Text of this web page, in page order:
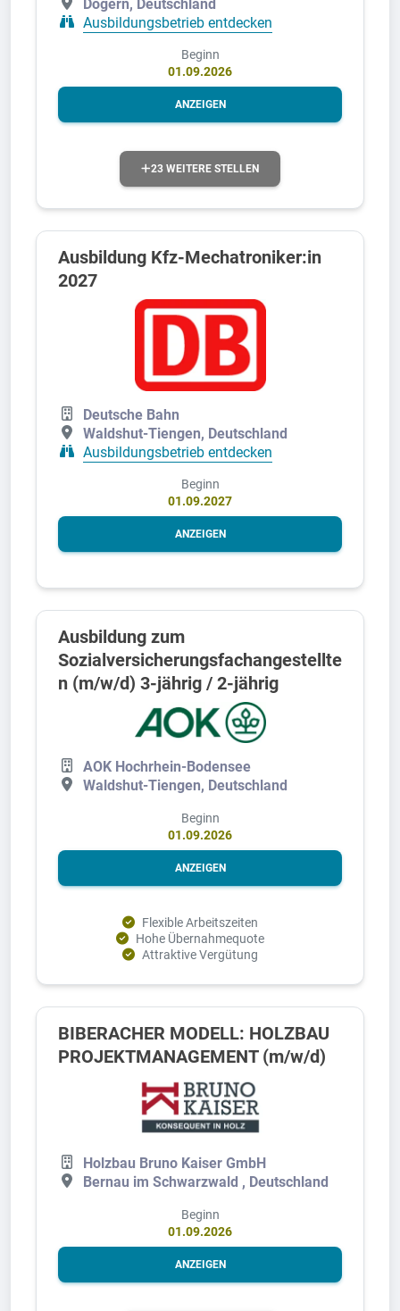
Dogern, Deutschland
Ausbildungsbetrieb entdecken
Beginn
01.09.2026
ANZEIGEN
23 WEITERE STELLEN
Ausbildung Kfz-Mechatroniker:in
2027
Deutsche Bahn
Waldshut-Tiengen, Deutschland
Ausbildungsbetrieb entdecken
Beginn
01.09.2027
ANZEIGEN
Ausbildung zum
Sozialversicherungsfachangestellte
n (m/w/d) 3-jährig / 2-jährig
AOK Hochrhein-Bodensee
Waldshut-Tiengen, Deutschland
Beginn
01.09.2026
ANZEIGEN
Flexible Arbeitszeiten
Hohe Übernahmequote
Attraktive Vergütung
BIBERACHER MODELL: HOLZBAU
PROJEKTMANAGEMENT (m/w/d)
Holzbau Bruno Kaiser GmbH
Bernau im Schwarzwald , Deutschland
Beginn
01.09.2026
ANZEIGEN